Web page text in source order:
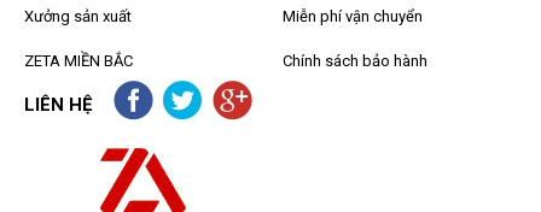
Xưởng sản xuất
ZETA MIỀN BẮC
Miễn phí vận chuyển
Chính sách bảo hành
LIÊN HỆ